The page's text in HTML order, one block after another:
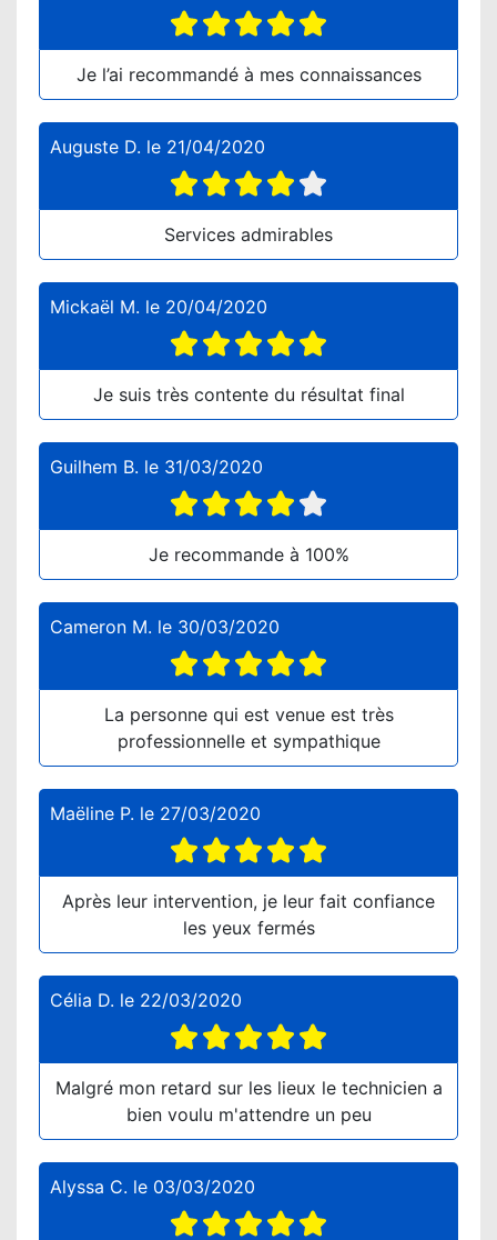
Je l’ai recommandé à mes connaissances
Auguste D. le 21/04/2020
Services admirables
Mickaël M. le 20/04/2020
Je suis très contente du résultat final
Guilhem B. le 31/03/2020
Je recommande à 100%
Cameron M. le 30/03/2020
La personne qui est venue est très
professionnelle et sympathique
Maëline P. le 27/03/2020
Après leur intervention, je leur fait confiance
les yeux fermés
Célia D. le 22/03/2020
Malgré mon retard sur les lieux le technicien a
bien voulu m'attendre un peu
Alyssa C. le 03/03/2020